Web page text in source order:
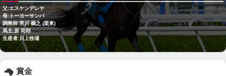
父:エスケンデレヤ
母:トーヨーサンバ
調教師:荒川 義之 (栗東)
馬主:原 司郎
生産者:川上牧場
賞金